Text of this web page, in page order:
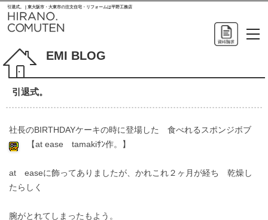
引退式。 | 東大阪市・大東市の注文住宅・リフォームは平野工務店
EMI BLOG
引退式。
社長のBIRTHDAYケーキの時に登場した 食べれるスポンジボブ
【at ease tamakiｻﾝ作。】
at easeに飾ってありましたが、かれこれ２ヶ月が経ち 乾燥し
たらしく
腕がとれてしまったもよう。